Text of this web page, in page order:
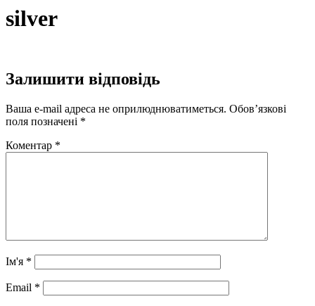
Перейти
до
silver
Залишити відповідь
Ваша e-mail адреса не оприлюднюватиметься. Обов’язкові
поля позначені *
Коментар *
Ім'я *
Email *